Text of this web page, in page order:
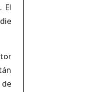
El